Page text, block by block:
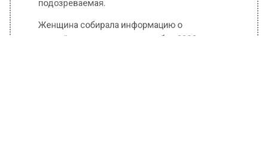
подозреваемая.
Женщина собирала информацию о